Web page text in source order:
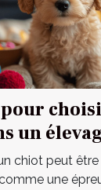
un
chiot peut
une